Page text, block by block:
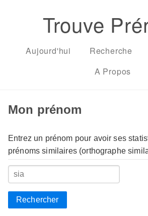
Trouve
Aujourd'hui Recherche
A Propos
Mon prénom
Entrez un prénom pour avoir ses
prénoms similaires (orthographe
Rechercher